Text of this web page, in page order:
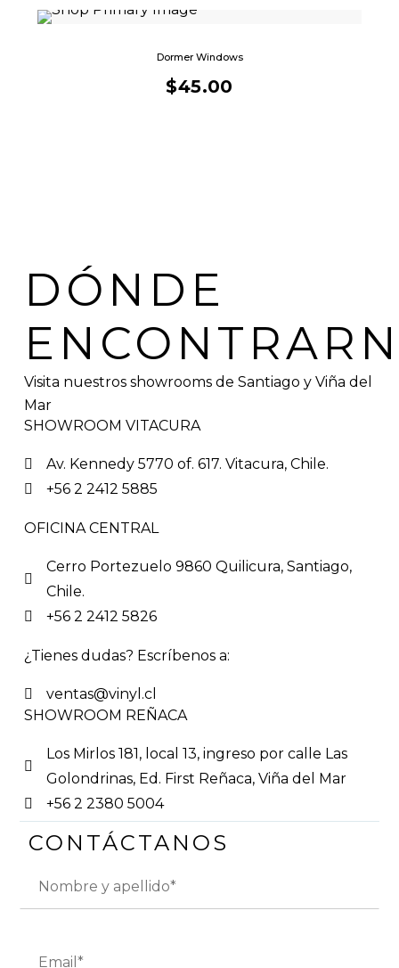
Dormer Windows
$45.00
DÓNDE
Visita nuestros showrooms de Santiago y Viña del
Mar
SHOWROOM VITACURA
Av. Kennedy 5770 of. 617. Vitacura, Chile.
+56 2 2412 5885
OFICINA CENTRAL
Cerro Portezuelo 9860 Quilicura, Santiago,
Chile.
+56 2 2412 5826
¿Tienes dudas? Escríbenos a:
ventas@vinyl.cl
SHOWROOM REÑACA
Los Mirlos 181, local 13, ingreso por calle Las
Golondrinas, Ed. First Reñaca, Viña del Mar
+56 2 2380 5004
CONTÁCTANOS